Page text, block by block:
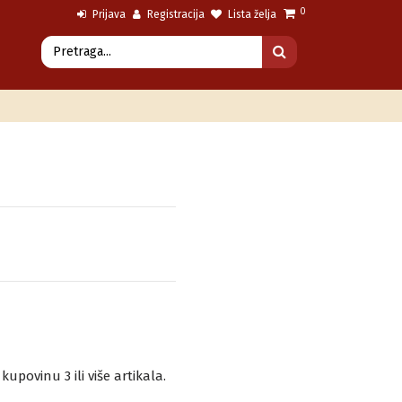
Prijava Registracija Lista želja 0
3 ili više artikala.